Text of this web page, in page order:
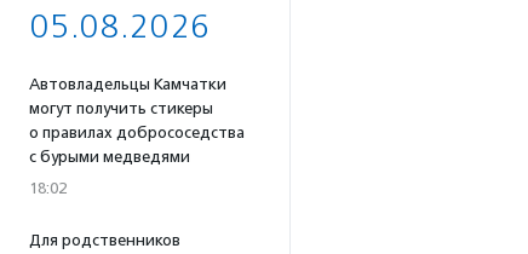
05.08.2026
Автовладельцы Камчатки
могут получить стикеры
о правилах добрососедства
с бурыми медведями
18:02
Для родственников